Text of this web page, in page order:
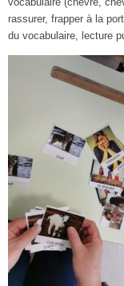
vocabulaire (chèvre,
rassurer, frapper à la
du vocabulaire, lecture